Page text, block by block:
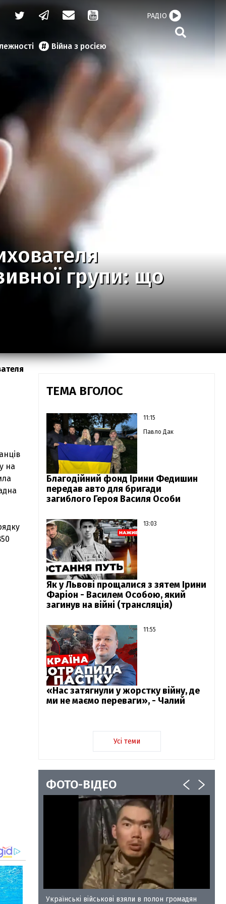
Війна з росією
РАДІО
групи: що
на
ТЕМА ВГОЛОС
11:15
Павло Дак
Благодійний фонд Ірини Федишин
передав авто для бригади
загиблого Героя Василя Особи
13:03
Як у Львові прощалися з зятем Ірини
Фаріон - Василем Особою, який
загинув на війні (трансляція)
11:55
«Нас затягнули у жорстку війну, де
ми не маємо переваги», - Чалий
Усі теми
ФОТО-ВІДЕО
35
Українські військові взяли в полон громадян